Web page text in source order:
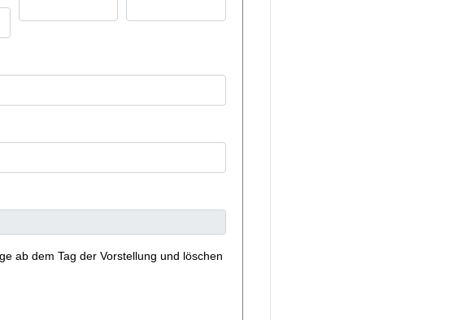
ab dem Tag der Vorstellung und löschen